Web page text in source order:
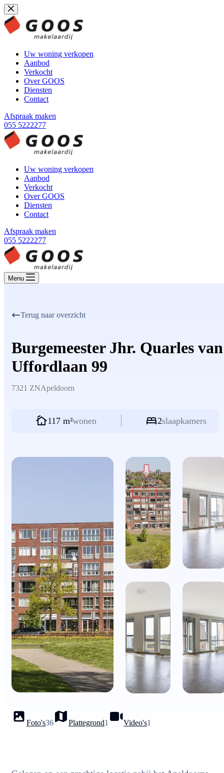
Ga
naar
de
inhoud
Uw woning verkopen
Aanbod
Verkocht
Over GOOS
Diensten
Contact
Afspraak maken
055 5222277
Uw woning verkopen
Aanbod
Verkocht
Over GOOS
Diensten
Contact
Afspraak maken
055 5222277
Menu
Terug naar overzicht
Burgemeester Jhr. Quarles van
Uffordlaan 99
7321 ZNApeldoorn
117 m²wonen 2slaapkamers
Foto's36 Plattegrond1 Video's1